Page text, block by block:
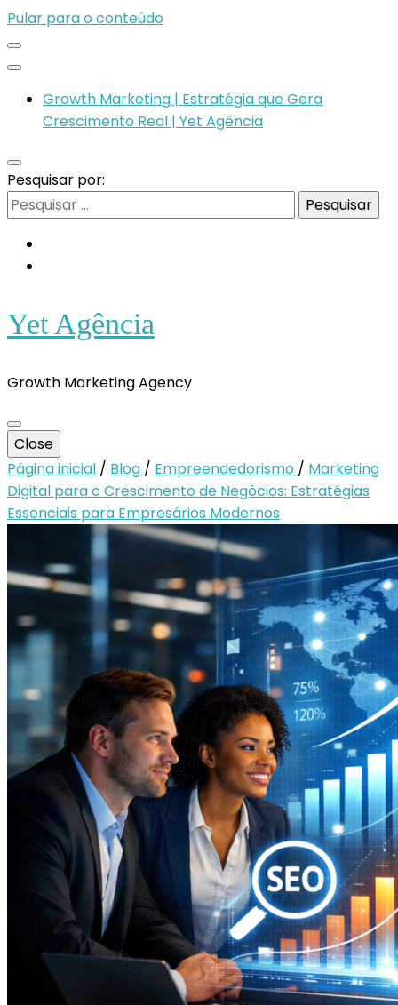
Pular para o conteúdo
Growth Marketing | Estratégia que Gera
Crescimento Real | Yet Agência
Pesquisar por:
Yet Agência
Growth Marketing Agency
Close
Página inicial / Blog / Empreendedorismo / Marketing
Digital para o Crescimento de Negócios: Estratégias
Essenciais para Empresários Modernos